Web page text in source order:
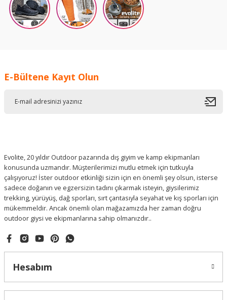
E-Bültene Kayıt Olun
Evolite, 20 yıldır Outdoor pazarında dış giyim ve kamp ekipmanları
konusunda uzmandır. Müşterilerimizi mutlu etmek için tutkuyla
çalışıyoruz! İster outdoor etkinliği sizin için en önemli şey olsun, isterse
sadece doğanın ve egzersizin tadını çıkarmak isteyin, giysilerimiz
trekking, yürüyüş, dağ sporları, sırt çantasıyla seyahat ve kış sporları için
mükemmeldir. Ancak önemli olan mağazamızda her zaman doğru
outdoor giysi ve ekipmanlarına sahip olmanızdır..
Hesabım